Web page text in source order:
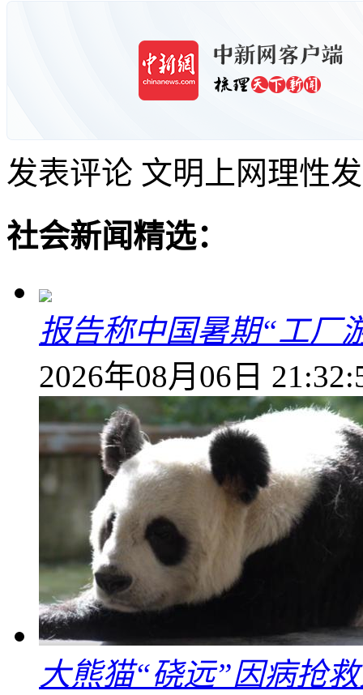
发表评论 文明上网理性
社会新闻精选：
报告称中国暑期“工厂
2026年08月06日
大熊猫“硗远”因病抢